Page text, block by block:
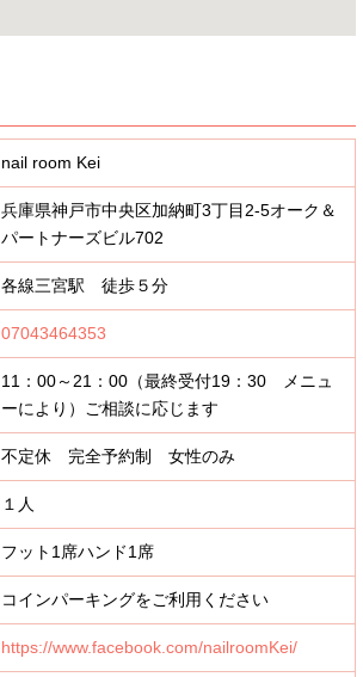
nail room Kei
兵庫県神戸市中央区加納町3丁目2-5オーク＆
パートナーズビル702
各線三宮駅 徒歩５分
07043464353
11：00～21：00（最終受付19：30 メニュ
ーにより）ご相談に応じます
不定休 完全予約制 女性のみ
１人
フット1席ハンド1席
コインパーキングをご利用ください
https://www.facebook.com/nailroomKei/